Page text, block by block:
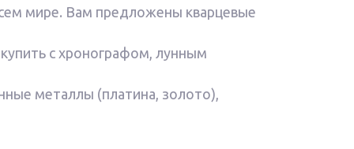
мире. Вам предложены кварцевые
с хронографом, лунным
металлы (платина, золото),